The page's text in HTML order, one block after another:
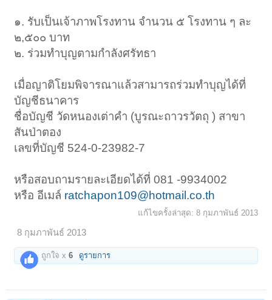
๑. รับเป็นเจ้าภาพโรงทาน จำนวน ๕ โรงทาน ๆ ละ
๒,๕๐๐ บาท
๒. ร่วมทำบุญตามกำลังศรัทธา
เมื่อญาติโยมพิจารณาแล้วสามารถร่วมทำบุญได้ที่
บัญชีธนาคาร
ชื่อบัญชี วัดหนองเต่าคำ (บูรณะถาวรวัตถุ ) สาขา
สันป่าตอง
เลขที่บัญชี 524-0-23982-7
หรือสอบถามรายละเอียดได้ที่ 081 -9934002
หรือ อีเมล์ ratchapon109@hotmail.co.th
แก้ไขครั้งล่าสุด: 8 กุมภาพันธ์ 2013
8 กุมภาพันธ์ 2013
ถูกใจ x6 ดูรายการ